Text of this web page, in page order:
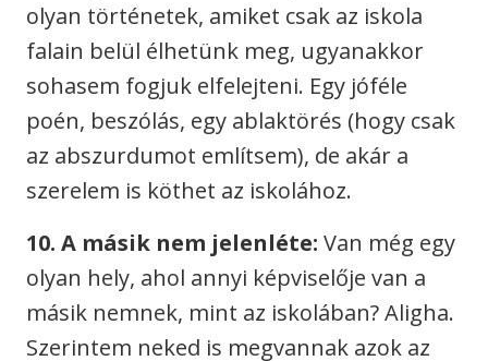
olyan történetek, amiket csak az iskola
falain belül élhetünk meg, ugyanakkor
sohasem fogjuk elfelejteni. Egy jóféle
poén, beszólás, egy ablaktörés (hogy csak
az abszurdumot említsem), de akár a
szerelem is köthet az iskolához.
10. A másik nem jelenléte: Van még egy
olyan hely, ahol annyi képviselője van a
másik nemnek, mint az iskolában? Aligha.
Szerintem neked is megvannak azok az